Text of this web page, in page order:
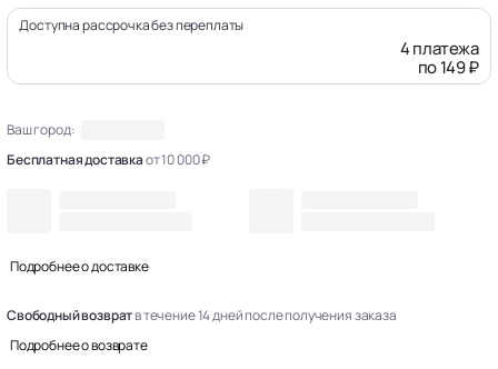
Доступна рассрочка без переплаты
4 платежа
по 149 ₽
Ваш город:
Бесплатная доставкаот 10 000 ₽
Подробнее о доставке
Свободный возвратв течение 14 дней после получения заказа
Подробнее о возврате